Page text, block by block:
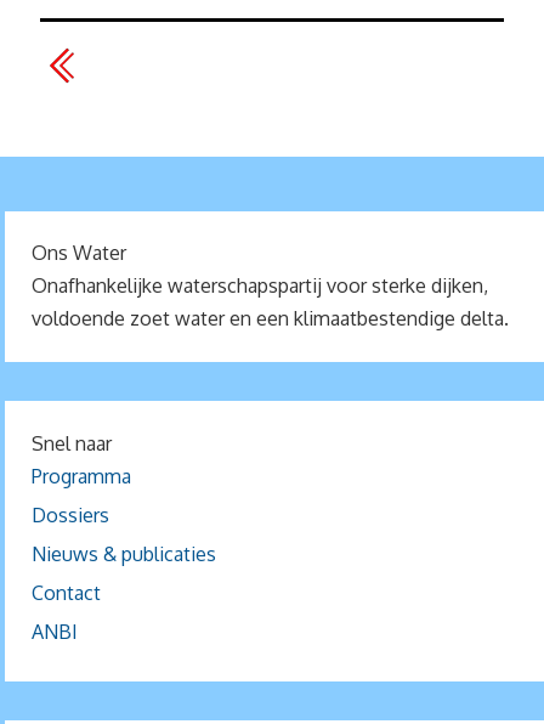
Ons Water
Onafhankelijke waterschapspartij voor sterke dijken,
voldoende zoet water en een klimaatbestendige delta.
Snel naar
Programma
Dossiers
Nieuws & publicaties
Contact
ANBI